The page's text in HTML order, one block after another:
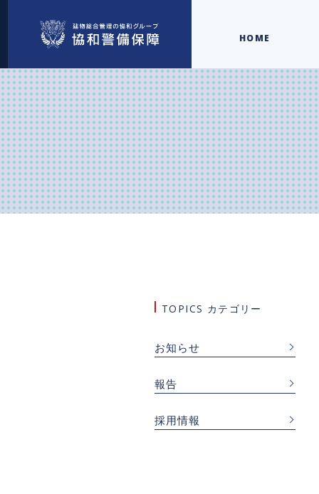
HOME
TOPICS カテゴリー
お知らせ
報告
採用情報